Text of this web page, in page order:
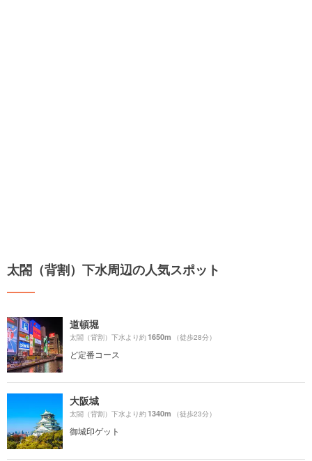
太閤（背割）下水周辺の人気スポット
道頓堀
太閤（背割）下水より約1650m （徒歩28分）
ど定番コース
大阪城
太閤（背割）下水より約1340m （徒歩23分）
御城印ゲット